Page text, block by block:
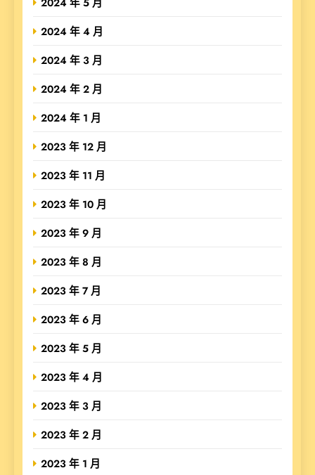
2024 年 4 月
2024 年 3 月
2024 年 2 月
2024 年 1 月
2023 年 12 月
2023 年 11 月
2023 年 10 月
2023 年 9 月
2023 年 8 月
2023 年 7 月
2023 年 6 月
2023 年 5 月
2023 年 4 月
2023 年 3 月
2023 年 2 月
2023 年 1 月